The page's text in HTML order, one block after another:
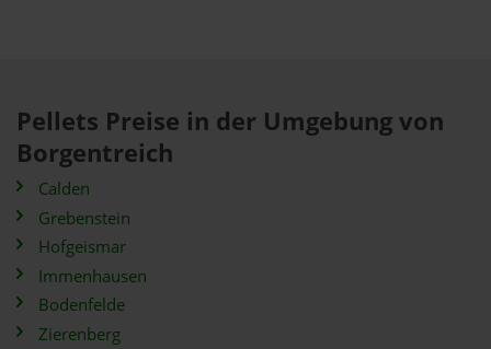
Pellets Preise in der Umgebung von
Borgentreich
Calden
Grebenstein
Hofgeismar
Immenhausen
Bodenfelde
Zierenberg